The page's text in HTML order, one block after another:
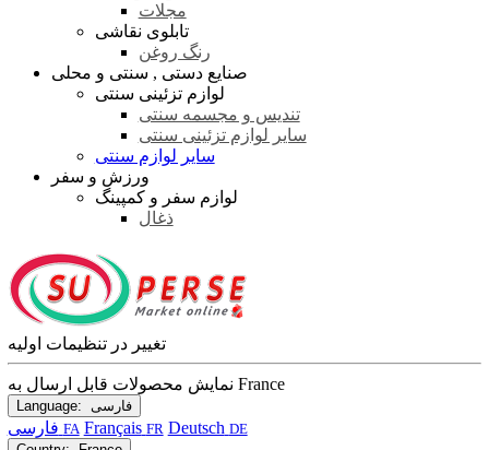
مجلات
تابلوی نقاشی
رنگ روغن
صنایع دستی , سنتی و محلی
لوازم تزئینی سنتی
تندیس و مجسمه سنتی
سایر لوازم تزئینی سنتی
سایر لوازم سنتی
ورزش و سفر
لوازم سفر و کمپینگ
ذغال
تغییر در تنظیمات اولیه
نمایش محصولات قابل ارسال به France
Language: فارسی
فارسی FA Français FR Deutsch DE